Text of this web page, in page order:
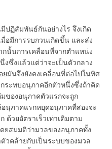
สัมพันธ์กันอย่างไร จึงเกิด
อมีการรบกวนเกิดขึ้น และส่ง
นั้นการเคลื่อนที่จากตำแหน่ง
งซึ่งแล้วแต่ว่าจะเป็นตัวกลาง
มันจึงยังคงเคลื่อนที่ต่อไปในทิศ
ระทบอนุภาคอีกตัวหนึ่งซึ่งถ้าคิด
ของอนุภาคตัวแรกจะถูก
นุภาคแรกหยุดอนุภาคที่สองจะ
ด้วยอัตราเร็วเท่าเดิมตาม
ยสมมติว่ามวลของอนุภาคทั้ง
วคล้ายกับเป็นระบบของมวล